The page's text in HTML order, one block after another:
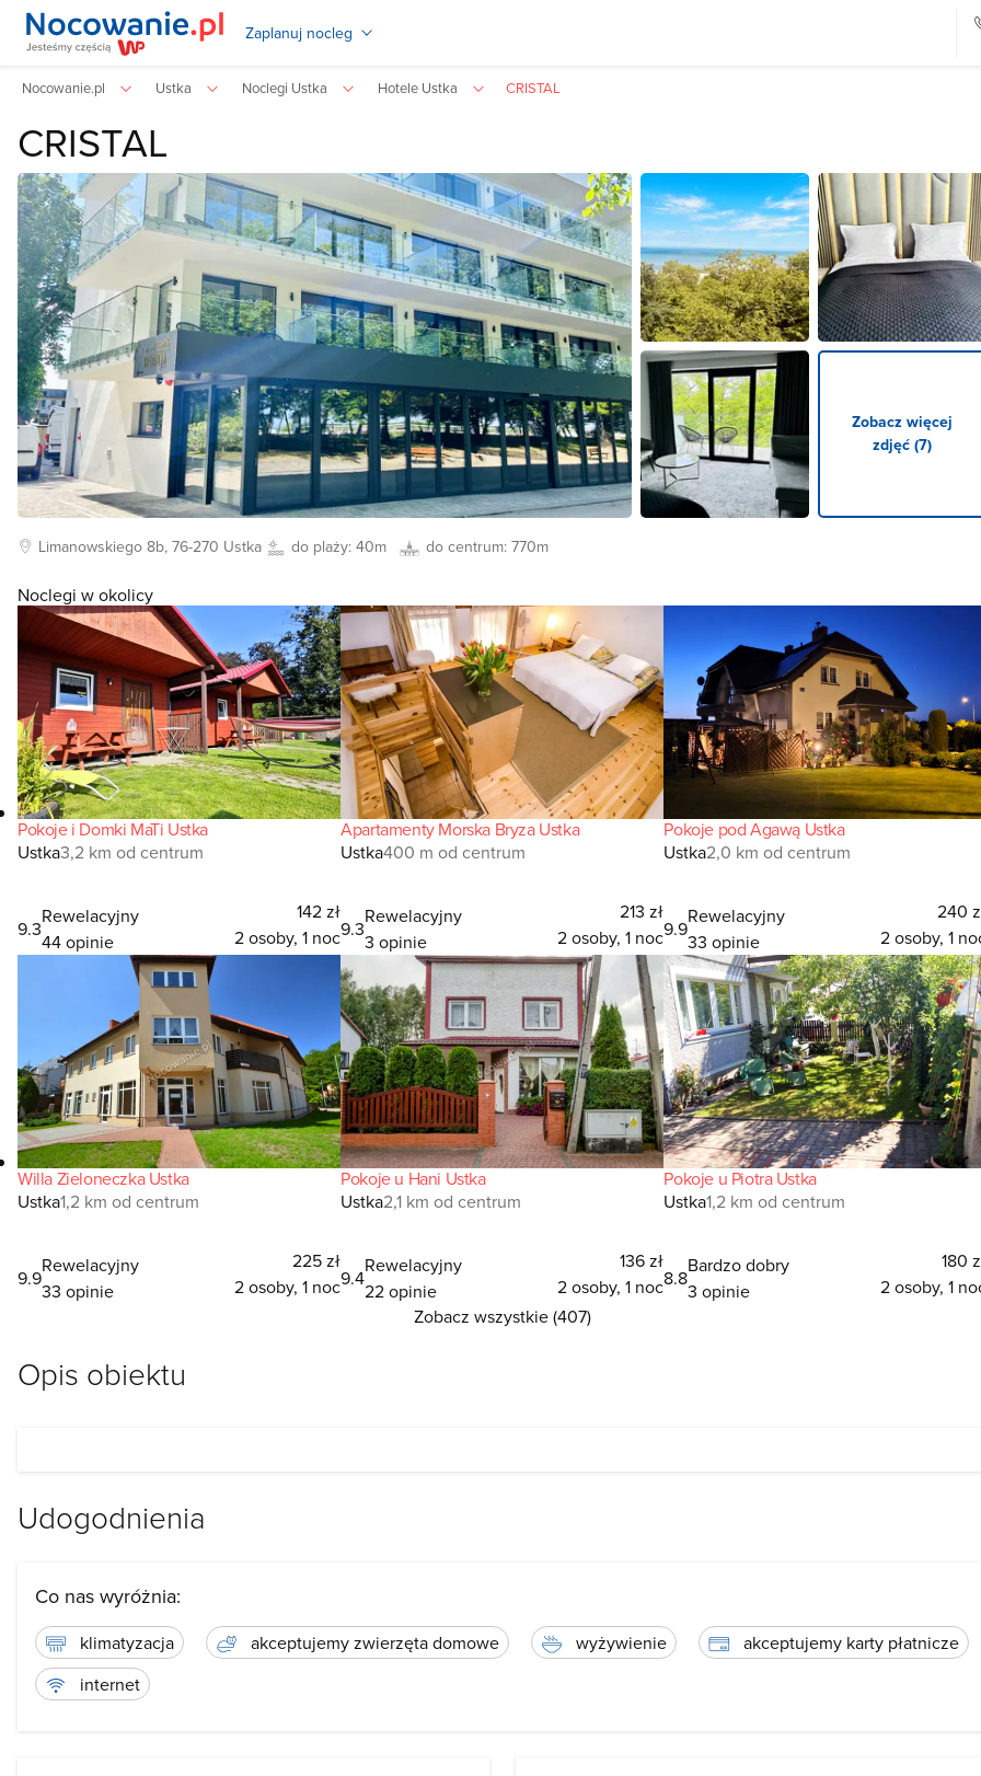
Zaplanuj nocleg
Nocowanie.pl Ustka Noclegi Ustka Hotele Ustka CRISTAL
CRISTAL
Zobacz więcej
zdjęć (7)
Limanowskiego8b, 76-270 Ustka do plaży:40m do centrum:770m
Noclegi w okolicy
Pokoje i Domki MaTi Ustka
Ustka3,2 km od centrum
9.3
Rewelacyjny
44 opinie
142 zł
2 osoby, 1 noc
Apartamenty Morska Bryza Ustka
Ustka400 m od centrum
9.3
Rewelacyjny
3 opinie
213 zł
2 osoby, 1 noc
Pokoje pod Agawą Ustka
Ustka2,0 km od centrum
9.9
Rewelacyjny
33 opinie
240
2 osoby, 1
Willa Zieloneczka Ustka
Ustka1,2 km od centrum
9.9
Rewelacyjny
33 opinie
225 zł
2 osoby, 1 noc
Pokoje u Hani Ustka
Ustka2,1 km od centrum
9.4
Rewelacyjny
22 opinie
136 zł
2 osoby, 1 noc
Pokoje u Piotra Ustka
Ustka1,2 km od centrum
8.8
Bardzo dobry
3 opinie
180
2 osoby, 1
Zobacz wszystkie (407)
Opis obiektu
Udogodnienia
Co nas wyróżnia:
klimatyzacja akceptujemy zwierzęta domowe wyżywienie
akceptujemy karty płatnicze
internet